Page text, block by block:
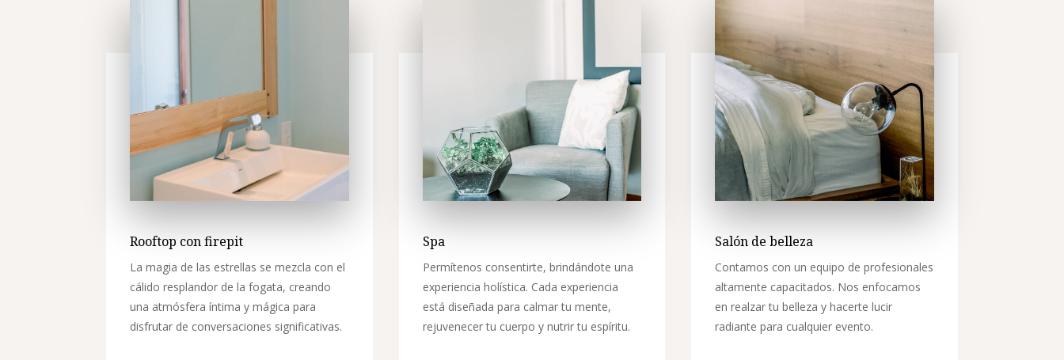
Rooftop con firepit
La magia de las estrellas se mezcla con el
cálido resplandor de la fogata, creando
una atmósfera íntima y mágica para
disfrutar de conversaciones significativas.
Spa
Permítenos consentirte, brindándote una
experiencia holística. Cada experiencia
está diseñada para calmar tu mente,
rejuvenecer tu cuerpo y nutrir tu espíritu.
Salón de belleza
Contamos con un equipo de profesionales
altamente capacitados. Nos enfocamos
en realzar tu belleza y hacerte lucir
radiante para cualquier evento.